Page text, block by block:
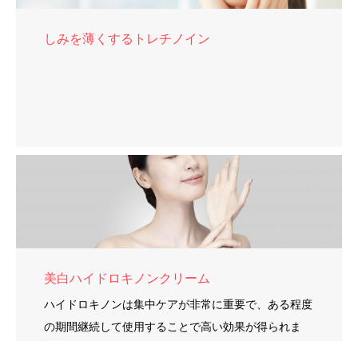
しみを薄くするトレチノイン
美白ハイドロキノンクリーム
ハイドロキノンは集中ケアが非常に重要で、ある程度
の期間継続して使用することで高い効果が得られま